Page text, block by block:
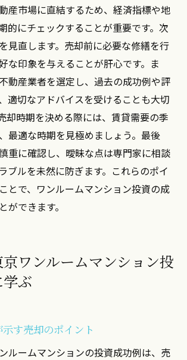
産市場に直結するため、経済指標や地
的にチェックすることが重要です。次
見直します。売却前に必要な修繕を行
な印象を与えることが肝心です。ま
動産業者を選定し、過去の成功例や評
適切なアドバイスを受けることも大切
却時期を決める際には、賃貸需要の季
最適な時期を見極めましょう。最後
重に確認し、曖昧な点は専門家に相談
ブルを未然に防ぎます。これらのポイ
とで、ワンルームマンション投資の成
ができます。
ワンルームマンション投
ぶ
す売却のポイント
ルームマンションの投資成功例は、売